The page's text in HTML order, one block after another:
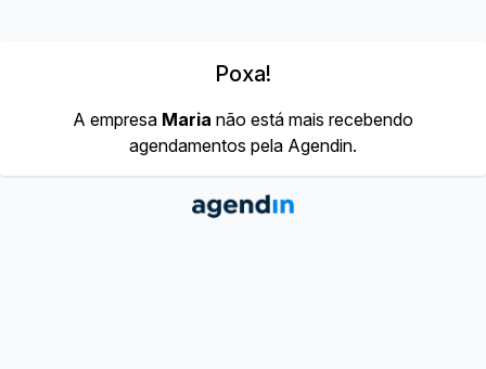
Poxa!
A empresa Maria não está mais recebendo
agendamentos pela Agendin.